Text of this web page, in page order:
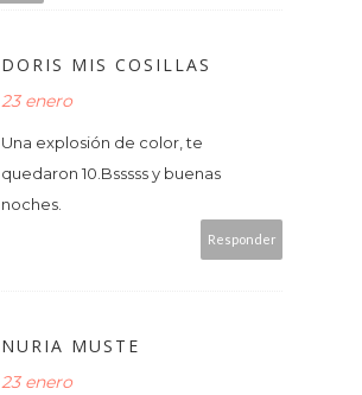
DORIS MIS COSILLAS
23 enero
Una explosión de color, te
quedaron 10.Bsssss y buenas
noches.
Responder
NURIA MUSTE
23 enero